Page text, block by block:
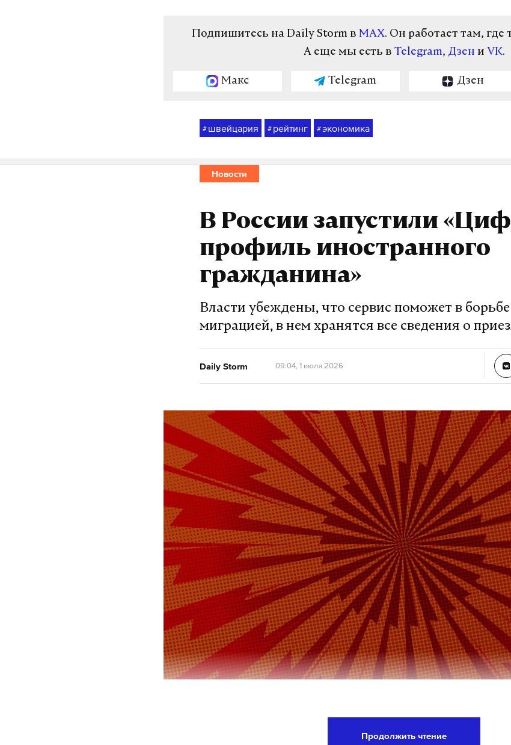
Подпишитесь на Daily Storm в MAX. Он работает там, где
А еще мы есть в Telegram, Дзен и VK.
Макс Telegram Дзен
# швейцария # рейтинг #экономика
Новости
В России запустили
профиль иностранного
гражданина»
Власти убеждены, что сервис поможет в борьбе
миграцией, в нем хранятся все сведения о
Daily Storm 09:04, 1 июля 2026
Продолжить чтение